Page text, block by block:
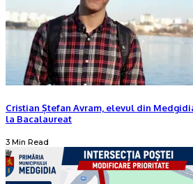
Cristian Ștefan Avram, elevul din
la Bacalaureat
3 Min Read